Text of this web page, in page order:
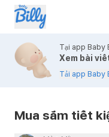
Tại app Baby
Xem bài
Tải app Baby
Mua sắm tiết